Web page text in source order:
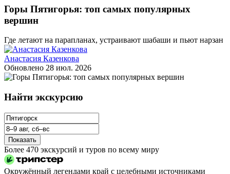
Горы Пятигорья: топ самых популярных
вершин
Где летают на парапланах, устраивают шабаши и пьют нарзан
Анастасия Казенкова
Обновлено 28 июл. 2026
Найти экскурсию
Показать
Более 470 экскурсий и туров по всему миру
Окружённый легендами край с целебными источниками